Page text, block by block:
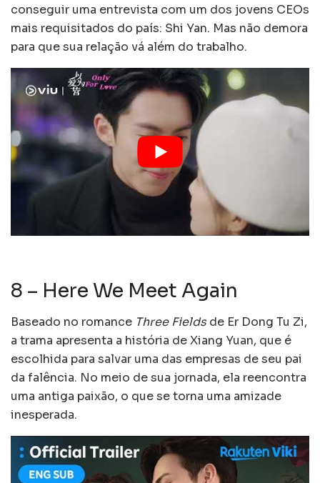
conseguir uma entrevista com um dos jovens CEOs
mais requisitados do país: Shi Yan. Mas não demora
para que sua relação vá além do trabalho.
8 – Here We Meet Again
Baseado no romance Three Fields de Er Dong Tu Zi,
a trama apresenta a história de Xiang Yuan, que é
escolhida para salvar uma das empresas de seu pai
da falência. No meio de sua jornada, ela reencontra
uma antiga paixão, o que se torna uma amizade
inesperada.